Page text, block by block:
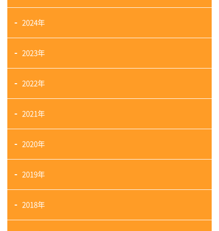
2024年
2023年
2022年
2021年
2020年
2019年
2018年